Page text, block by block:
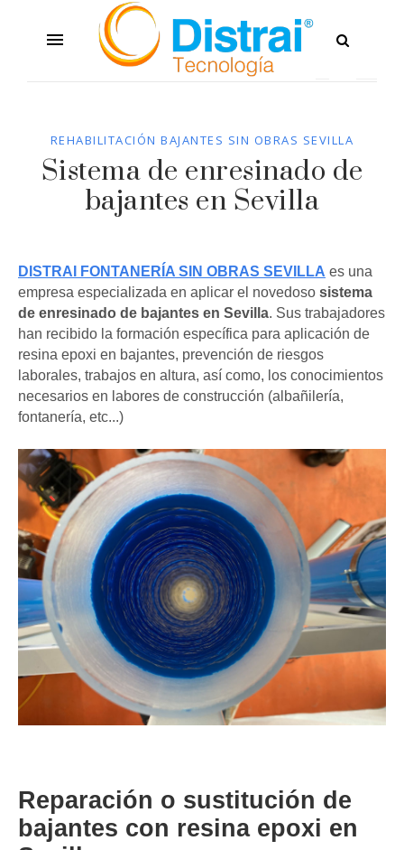
REHABILITACIÓN BAJANTES SIN OBRAS SEVILLA
Sistema de enresinado de
bajantes en Sevilla
DISTRAI FONTANERÍA SIN OBRAS SEVILLA es una
empresa especializada en aplicar el novedoso sistema
de enresinado de bajantes en Sevilla. Sus trabajadores
han recibido la formación específica para aplicación de
resina epoxi en bajantes, prevención de riesgos
laborales, trabajos en altura, así como, los conocimientos
necesarios en labores de construcción (albañilería,
fontanería, etc...)
Reparación o sustitución de
bajantes con resina epoxi en